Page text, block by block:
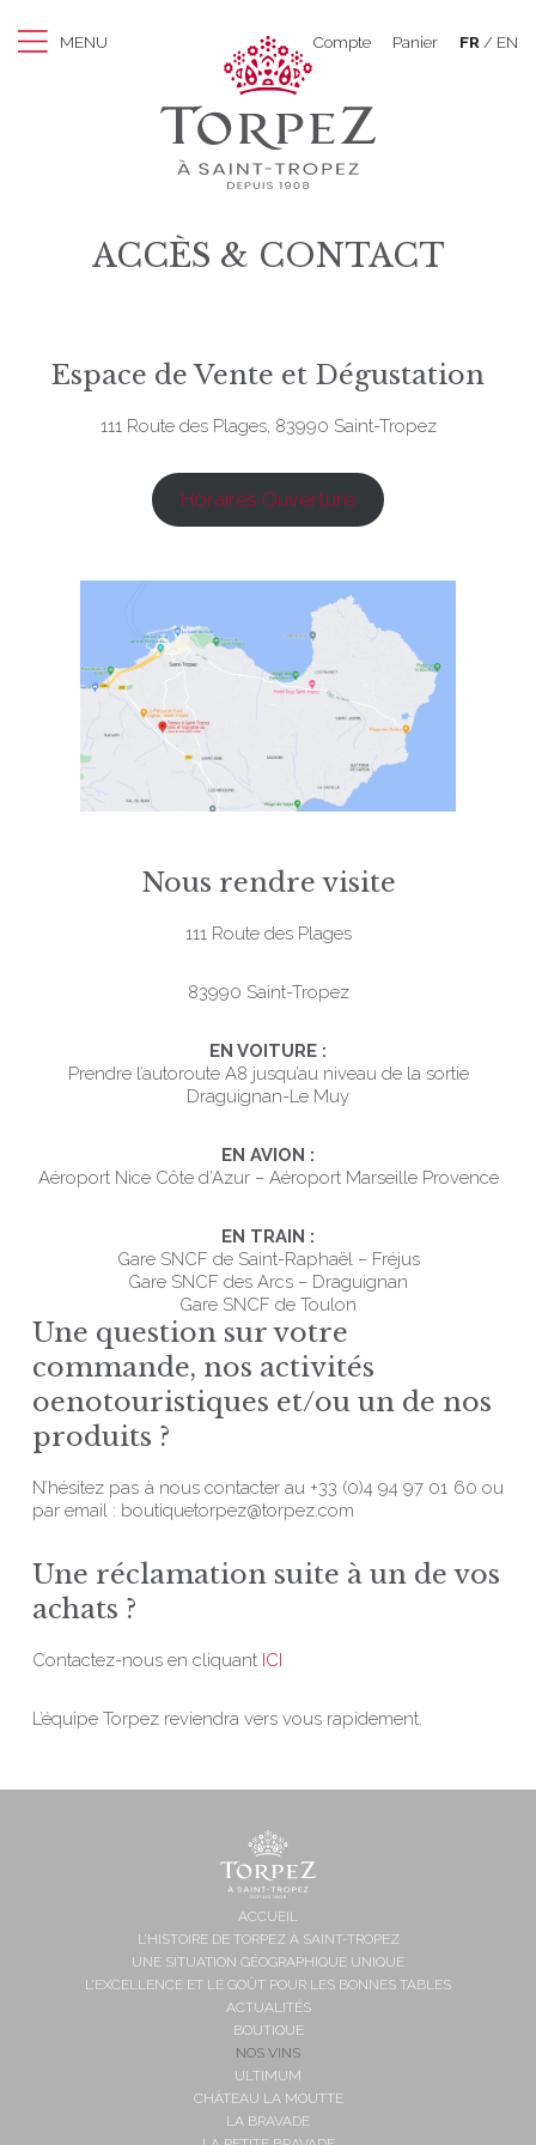
MENU Compte Panier FR EN
ACCÈS & CONTACT
Espace de Vente et Dégustation
111 Route des Plages, 83990 Saint-Tropez
Horaires Ouverture
Nous rendre visite
111 Route des Plages
83990 Saint-Tropez
EN VOITURE :
Prendre l’autoroute A8 jusqu’au niveau de la sortie
Draguignan-Le Muy
EN AVION :
Aéroport Nice Côte d’Azur – Aéroport Marseille Provence
EN TRAIN :
Gare SNCF de Saint-Raphaël – Fréjus
Gare SNCF des Arcs – Draguignan
Gare SNCF de Toulon
Une question sur votre
commande, nos activités
oenotouristiques et/ou un de nos
produits ?
N’hésitez pas à nous contacter au +33 (0)4 94 97 01 60 ou
par email : boutiquetorpez@torpez.com
Une réclamation suite à un de vos
achats ?
Contactez-nous en cliquant ICI
L’équipe Torpez reviendra vers vous rapidement.
ACCUEIL
L’HISTOIRE DE TORPEZ À SAINT-TROPEZ
UNE SITUATION GÉOGRAPHIQUE UNIQUE
L’EXCELLENCE ET LE GOÛT POUR LES BONNES TABLES
ACTUALITÉS
BOUTIQUE
NOS VINS
ULTIMUM
CHÂTEAU LA MOUTTE
LA BRAVADE